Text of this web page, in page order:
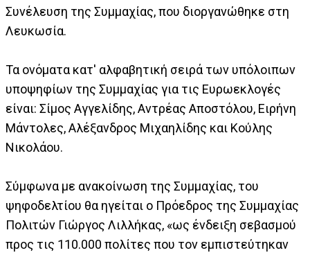
Συνέλευση της Συμμαχίας, που διοργανώθηκε στη
Λευκωσία.
Τα ονόματα κατ' αλφαβητική σειρά των υπόλοιπων
υποψηφίων της Συμμαχίας για τις Ευρωεκλογές
είναι: Σίμος Αγγελίδης, Αντρέας Αποστόλου, Ειρήνη
Μάντολες, Αλέξανδρος Μιχαηλίδης και Κούλης
Νικολάου.
Σύμφωνα με ανακοίνωση της Συμμαχίας, του
ψηφοδελτίου θα ηγείται ο Πρόεδρος της Συμμαχίας
Πολιτών Γιώργος Λιλλήκας, «ως ένδειξη σεβασμού
προς τις 110.000 πολίτες που τον εμπιστεύτηκαν